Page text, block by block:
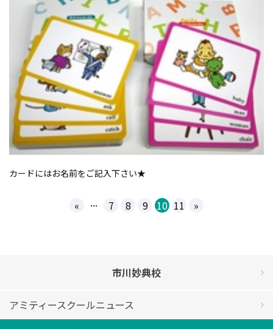
カードにはお名前をご記入下さい★
« ... 7 8 9 10 11 »
市川妙典校
アミティースクールニュース